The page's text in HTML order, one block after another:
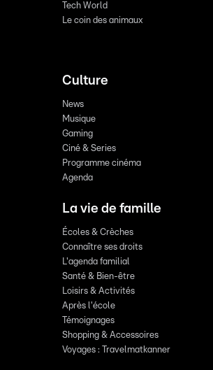
Tech World
Le coin des animaux
Culture
News
Musique
Gaming
Ciné & Series
Programme cinéma
Agenda
La vie de famille
Écoles & Crèches
Connaître ses droits
L'agenda familial
Santé & Bien-être
Loisirs & Activités
Après l'école
Témoignages
Shopping & Accessoires
Voyages : Travelmatkanner